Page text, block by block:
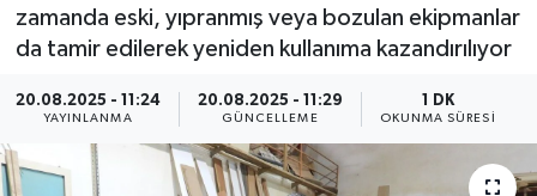
zamanda eski, yıpranmış veya bozulan ekipmanlar
da tamir edilerek yeniden kullanıma kazandırılıyor
20.08.2025 - 11:24
YAYINLANMA
20.08.2025 - 11:29
GÜNCELLEME
1 DK
OKUNMA SÜRESI
SPOR
SİYASET
SAĞLIK
Son Dakika Haberleri
Haber Arşivi